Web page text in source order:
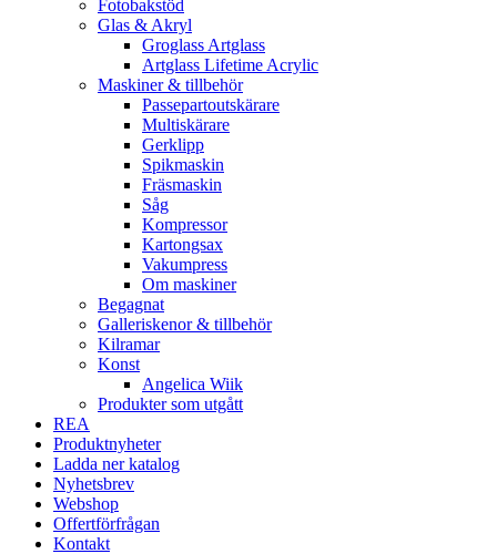
Fotobakstöd
Glas & Akryl
Groglass Artglass
Artglass Lifetime Acrylic
Maskiner & tillbehör
Passepartoutskärare
Multiskärare
Gerklipp
Spikmaskin
Fräsmaskin
Såg
Kompressor
Kartongsax
Vakumpress
Om maskiner
Begagnat
Galleriskenor & tillbehör
Kilramar
Konst
Angelica Wiik
Produkter som utgått
REA
Produktnyheter
Ladda ner katalog
Nyhetsbrev
Webshop
Offertförfrågan
Kontakt